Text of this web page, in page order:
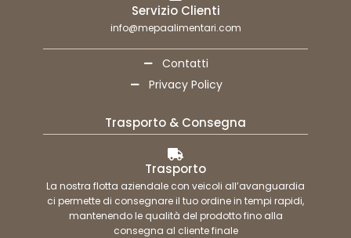
Servizio Clienti
info@mepaalimentari.com
Contatti
Privacy Policy
Trasporto & Consegna
Trasporto
La nostra flotta aziendale con veicoli all’avanguardia
ci permette di consegnare il tuo ordine in tempi rapidi,
mantenendo le qualità del prodotto fino alla
consegna al cliente finale